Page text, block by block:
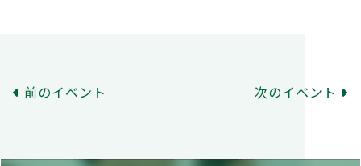
前のイベント 次のイベント